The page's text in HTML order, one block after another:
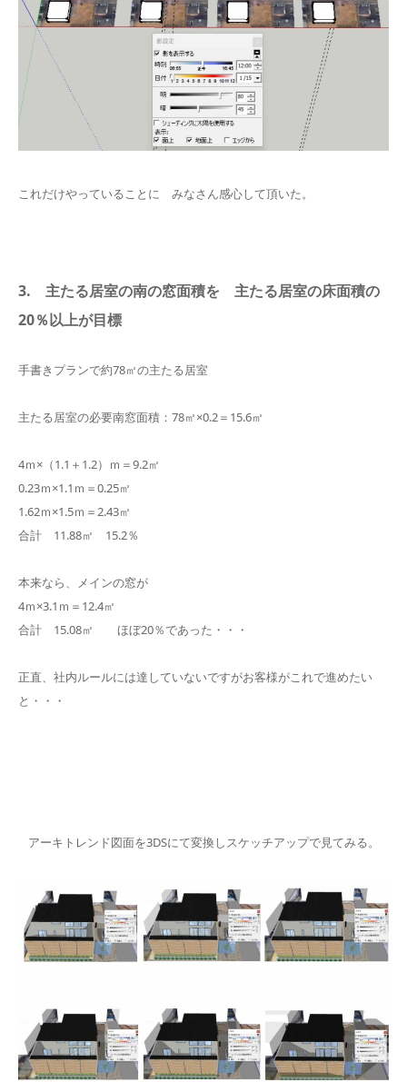
これだけやっていることに みなさん感心して頂いた。
3. 主たる居室の南の窓面積を 主たる居室の床面積の
20％以上が目標
手書きプランで約78㎡の主たる居室
主たる居室の必要南窓面積：78㎡×0.2＝15.6㎡
4ｍ×（1.1＋1.2）ｍ＝9.2㎡
0.23ｍ×1.1ｍ＝0.25㎡
1.62ｍ×1.5ｍ＝2.43㎡
合計 11.88㎡ 15.2％
本来なら、メインの窓が
4ｍ×3.1ｍ＝12.4㎡
合計 15.08㎡ ほぼ20％であった・・・
正直、社内ルールには達していないですがお客様がこれで進めたい
と・・・
アーキトレンド図面を3DSにて変換しスケッチアップで見てみる。